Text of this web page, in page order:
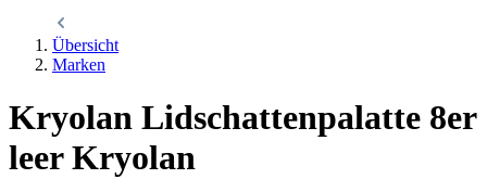
Übersicht
Marken
Kryolan Lidschattenpalatte 8er
leer Kryolan